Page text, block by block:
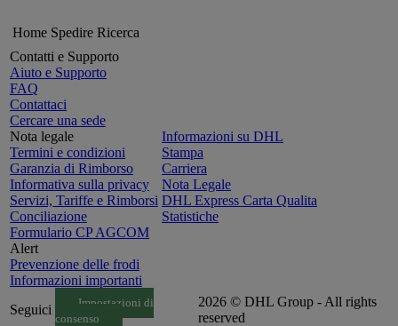
Home Spedire Ricerca
Contatti e Supporto
Aiuto e Supporto
FAQ
Contattaci
Cercare una sede
Nota legale
Termini e condizioni
Garanzia di Rimborso
Informativa sulla privacy
Servizi, Tariffe e Rimborsi
Conciliazione
Formulario CP AGCOM
Alert
Prevenzione delle frodi
Informazioni importanti
Informazioni su DHL
Stampa
Carriera
Nota Legale
DHL Express Carta Qualita
Statistiche
Seguici
Impostazioni di
consenso
2026 © DHL Group - All rights
reserved